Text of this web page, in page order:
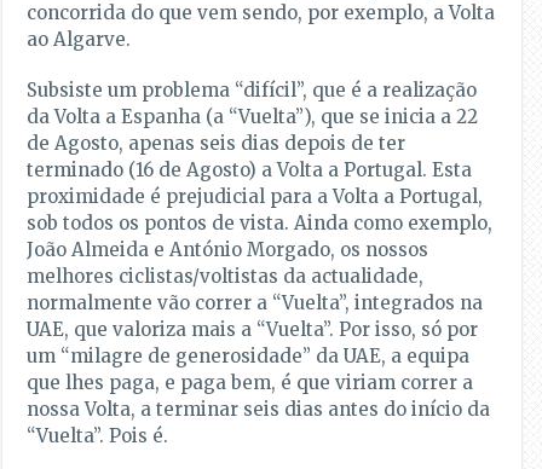
concorrida do que vem sendo, por exemplo, a Volta
ao Algarve.
Subsiste um problema “difícil”, que é a realização
da Volta a Espanha (a “Vuelta”), que se inicia a 22
de Agosto, apenas seis dias depois de ter
terminado (16 de Agosto) a Volta a Portugal. Esta
proximidade é prejudicial para a Volta a Portugal,
sob todos os pontos de vista. Ainda como exemplo,
João Almeida e António Morgado, os nossos
melhores ciclistas/voltistas da actualidade,
normalmente vão correr a “Vuelta”, integrados na
UAE, que valoriza mais a “Vuelta”. Por isso, só por
um “milagre de generosidade” da UAE, a equipa
que lhes paga, e paga bem, é que viriam correr a
nossa Volta, a terminar seis dias antes do início da
“Vuelta”. Pois é.